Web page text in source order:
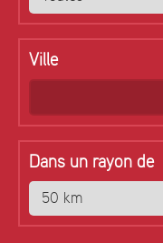
Ville
Dans un rayon de